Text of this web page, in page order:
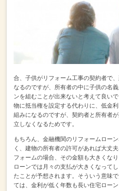
合、子供がリフォーム工事の契約者で
なるのですが、所有者の中に子供の名
ンを組むことが出来ないと考えて良い
物に抵当権を設定する代わりに、低金
組みになるのですが、契約者と所有者
立しなくなるためです。
もちろん、金融機関のリフォームロー
く、 建物の所有者の許可があれば大丈夫
フォームの場合、その金額も大きくなり
ローンでは月々の支払が大きくなって
たことが予想されます。そういう意味
ては、金利が低く年数も長い住宅ロー